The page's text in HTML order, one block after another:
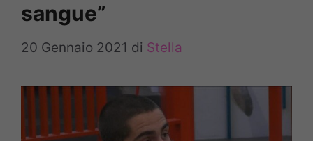
sangue”
20 Gennaio 2021 di Stella